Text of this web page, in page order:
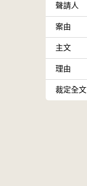
聲請人
案由
主文
理由
裁定全文